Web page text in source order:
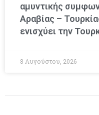
αμυντικής
Αραβίας –
ενισχύει την
8 Αυγούστου, 2026